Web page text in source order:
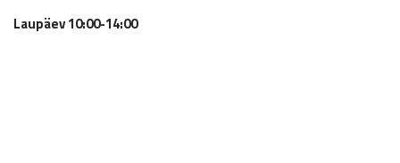
Laupäev 10:00-14:00